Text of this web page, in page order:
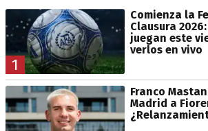
1
Comienza la
Clausura
juegan este
verlos en vivo
Franco
Madrid a